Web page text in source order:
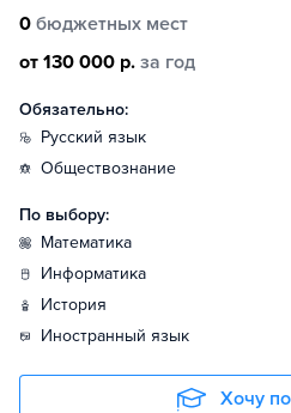
0 бюджетных мест
от 130 000 р. за год
Обязательно:
русский язык
обществознание
По выбору:
математика
информатика
история
иностранный язык
Хочу